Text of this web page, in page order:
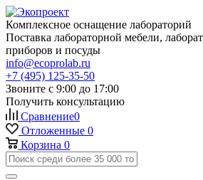
Комплексное оснащение лабораторий
Поставка лабораторной мебели,
приборов и посуды
info@ecoprolab.ru
+7 (495) 125-35-50
Звоните с 9:00 до 17:00
Получить консультацию
Сравнение0
Отложенные 0
Корзина 0